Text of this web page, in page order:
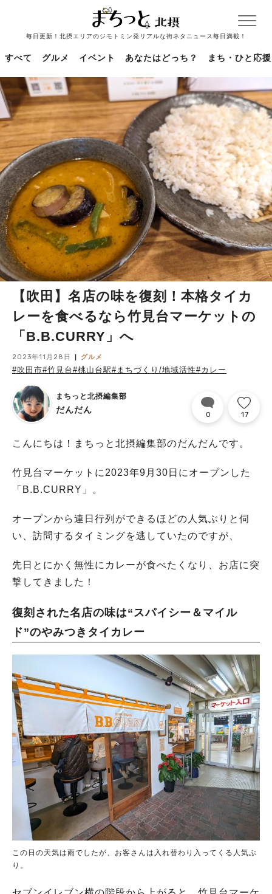
毎日更新！北摂エリアのジモトミン発リアルな街ネタニュース毎日満載！
すべて グルメ イベント あなたはどっち？ まち・ひと応援
【吹田】名店の味を復刻！本格タイカ
レーを食べるなら竹見台マーケットの
「B.B.CURRY」へ
2023年11月28日 グルメ
#吹田市#竹見台#桃山台駅#まちづくり/地域活性#カレー
まちっと北摂編集部
だんだん 0 17
こんにちは！まちっと北摂編集部のだんだんです。
竹見台マーケットに2023年9月30日にオープンした
「B.B.CURRY」。
オープンから連日行列ができるほどの人気ぶりと伺
い、訪問するタイミングを逃していたのですが、
先日とにかく無性にカレーが食べたくなり、お店に突
撃してきました！
復刻された名店の味は“スパイシー＆マイル
ド”のやみつきタイカレー
この日の天気は雨でしたが、お客さんは入れ替わり入ってくる人気ぶ
り。